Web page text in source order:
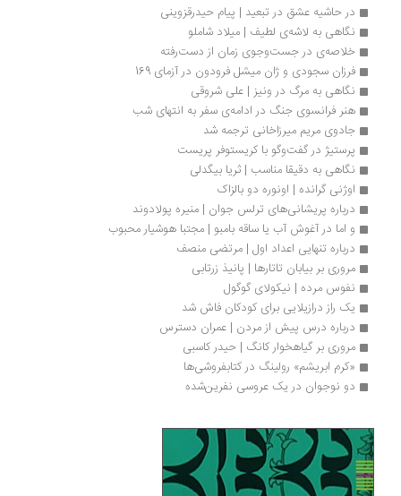
در حاشیه عشق در تبعید | پیام حیدرقزوینی
نگاهی به لاشه‌ی لطیف | میلاد شاملو
خلاصه‌ی در جست‌وجوی زمان از دست‌رفته
فرزان سجودی و ژان میشل فرودون در آزمای 169
نگاهی به مرگ در ونیز | علی شروقی
هنر فرانسوی جنگ در ادامه‌ی سفر به انتهای شب
جادوی مریم میرزاخانی ترجمه شد
پرستیژ در گفت‌وگو با کریستوفر پریست
نگاهی به دقیقا مناسب | ثریا بیگدلی
اوژنی گرانده | اونوره دو بالزاک
درباره پریشانی‌های ترلس جوان | منیره پولادوند
و اما در آغوش آب یا ساقه بامبو | مجتبا هوشیار محبوب
درباره تنهایی اعداد اول | مرتضی منصف
مروری بر بیابان تاتارها | پانیذ زرتابی
نفوس مرده | نیکولای گوگول
یک راز درازیلایی برای کودکان فاش شد
درباره درس پیش از مردن | عمران دسترس
مروری بر گیاهخوار کانگ | حیدر کاسبی
«کرم ابریشم» رولینگ در کتابفروشی‌ها
دو نوجوان در یک عروسی نفرین‌شده